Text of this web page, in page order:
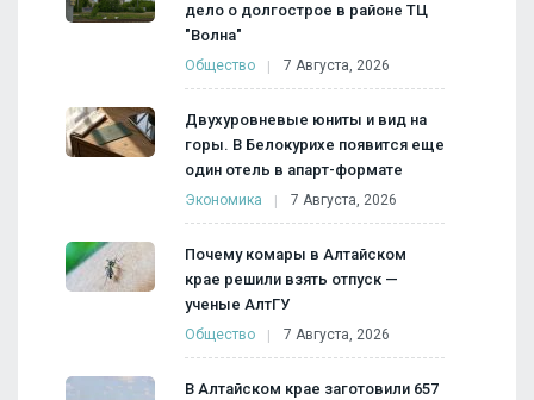
дело о долгострое в районе ТЦ
"Волна"
Общество 7 Августа, 2026
Двухуровневые юниты и вид на
горы. В Белокурихе появится еще
один отель в апарт-формате
Экономика 7 Августа, 2026
Почему комары в Алтайском
крае решили взять отпуск —
ученые АлтГУ
Общество 7 Августа, 2026
В Алтайском крае заготовили 657